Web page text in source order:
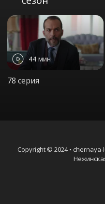
44 мин
78 серия
Copyright © 2024 •